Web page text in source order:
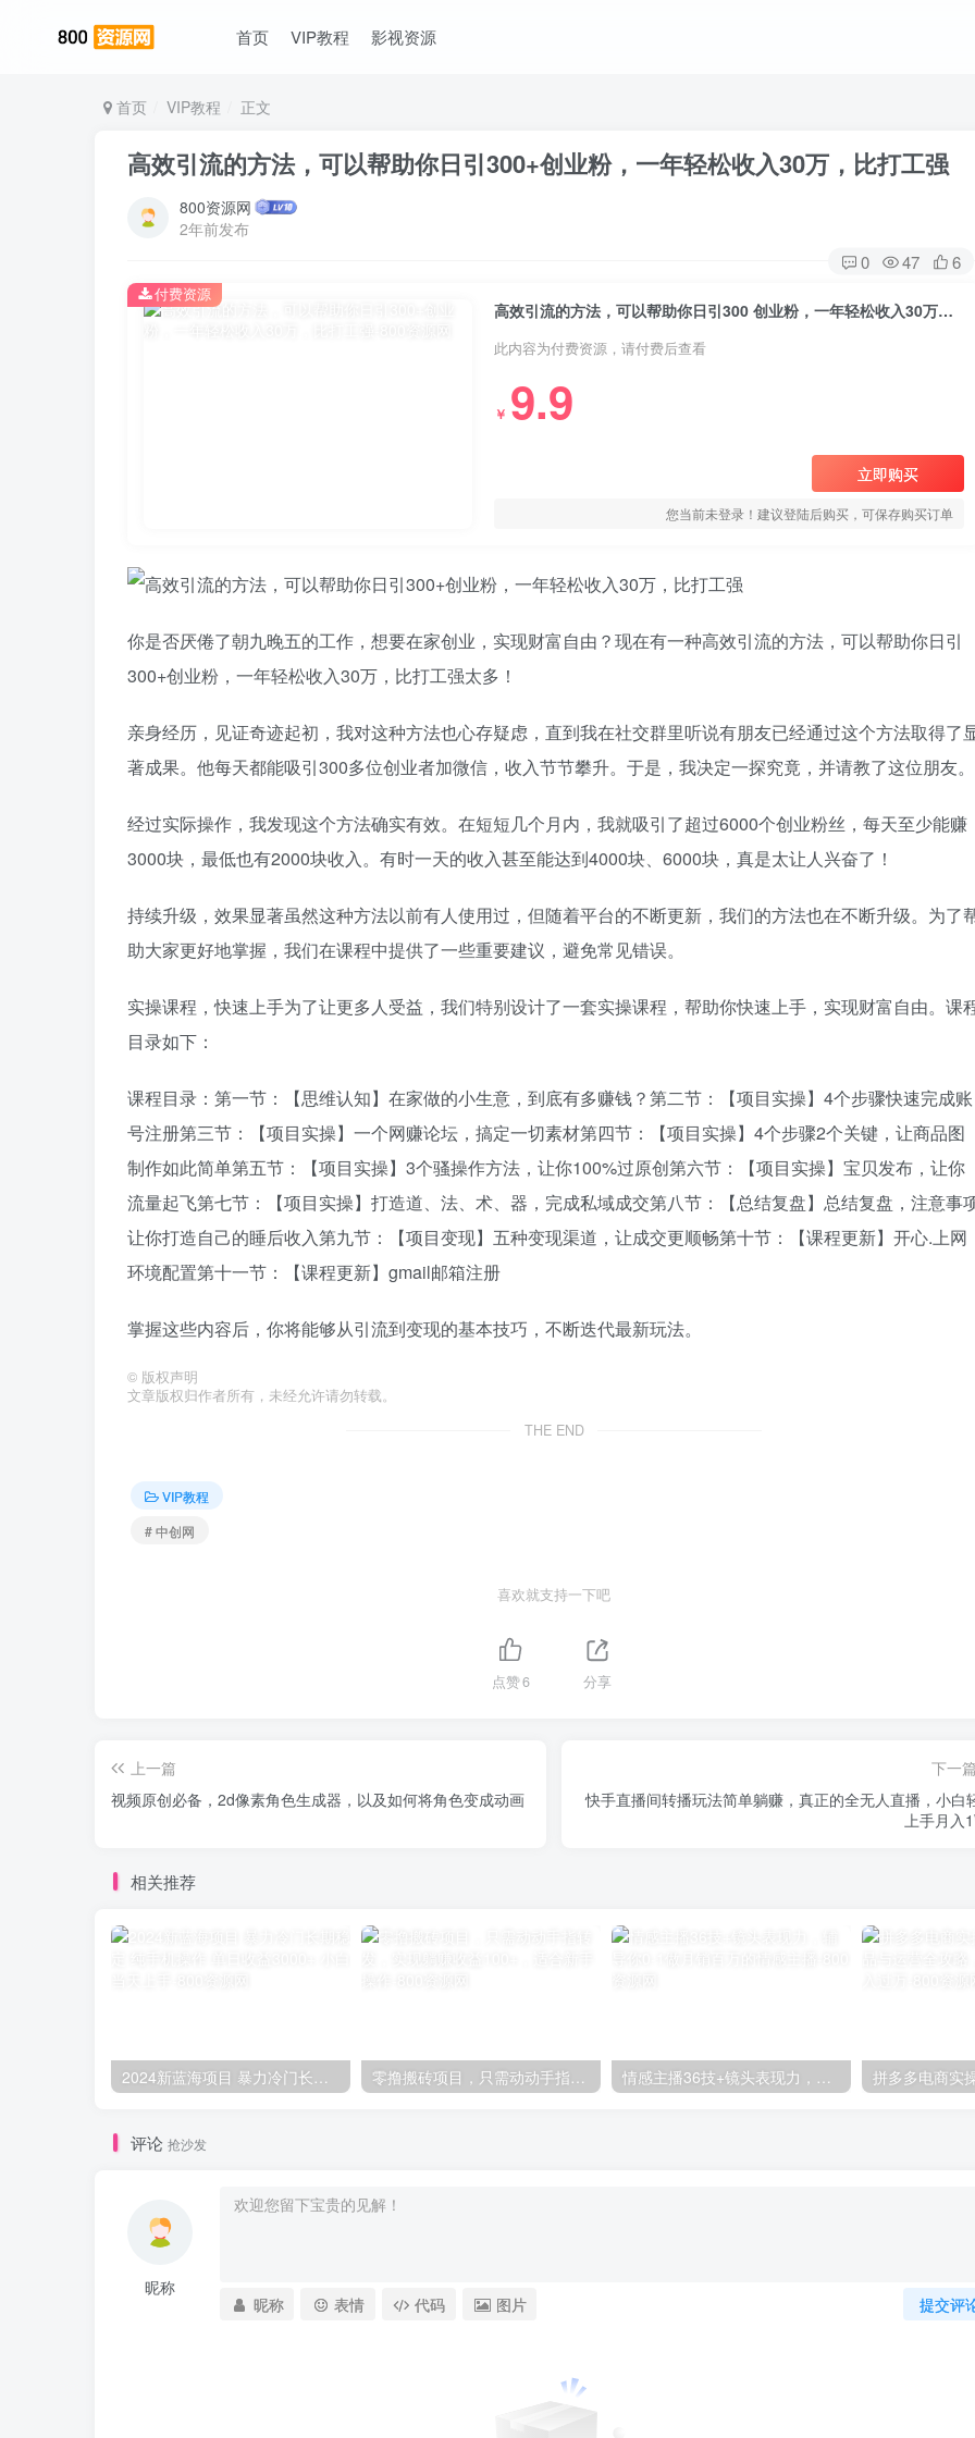
首页 VIP教程 影视资源
首页 VIP教程 正文
高效引流的方法，可以帮助你日引300+创业粉，一年轻松收入30万，比打工强
800资源网
2年前发布
0 47 6
高效引流的方法，可以帮助你日引300 创业粉，一年轻松收入30万，比打工强
此内容为付费资源，请付费后查看
￥ 9.9
立即购买
您当前未登录！建议登陆后购买，可保存购买订单
付费资源
你是否厌倦了朝九晚五的工作，想要在家创业，实现财富自由？现在有一种高效引流的方法，可以帮助你日引
300+创业粉，一年轻松收入30万，比打工强太多！
亲身经历，见证奇迹起初，我对这种方法也心存疑虑，直到我在社交群里听说有朋友已经通过这个方法取得了
著成果。他每天都能吸引300多位创业者加微信，收入节节攀升。于是，我决定一探究竟，并请教了这位朋友。
经过实际操作，我发现这个方法确实有效。在短短几个月内，我就吸引了超过6000个创业粉丝，每天至少能赚
3000块，最低也有2000块收入。有时一天的收入甚至能达到4000块、6000块，真是太让人兴奋了！
持续升级，效果显著虽然这种方法以前有人使用过，但随着平台的不断更新，我们的方法也在不断升级。为了
助大家更好地掌握，我们在课程中提供了一些重要建议，避免常见错误。
实操课程，快速上手为了让更多人受益，我们特别设计了一套实操课程，帮助你快速上手，实现财富自由。课
目录如下：
课程目录：第一节：【思维认知】在家做的小生意，到底有多赚钱？第二节：【项目实操】4个步骤快速完成账
号注册第三节：【项目实操】一个网赚论坛，搞定一切素材第四节：【项目实操】4个步骤2个关键，让商品图
制作如此简单第五节：【项目实操】3个骚操作方法，让你100%过原创第六节：【项目实操】宝贝发布，让你
流量起飞第七节：【项目实操】打造道、法、术、器，完成私域成交第八节：【总结复盘】总结复盘，注意事
让你打造自己的睡后收入第九节：【项目变现】五种变现渠道，让成交更顺畅第十节：【课程更新】开心.上网
环境配置第十一节：【课程更新】gmail邮箱注册
掌握这些内容后，你将能够从引流到变现的基本技巧，不断迭代最新玩法。
© 版权声明
文章版权归作者所有，未经允许请勿转载。
THE END
VIP教程
# 中创网
喜欢就支持一下吧
点赞6 分享
上一篇
视频原创必备，2d像素角色生成器，以及如何将角色变成动画
下一篇
快手直播间转播玩法简单躺赚，真正的全无人直播，小白
上手月入
相关推荐
评论 抢沙发
昵称
提交评
昵称 表情 代码 图片